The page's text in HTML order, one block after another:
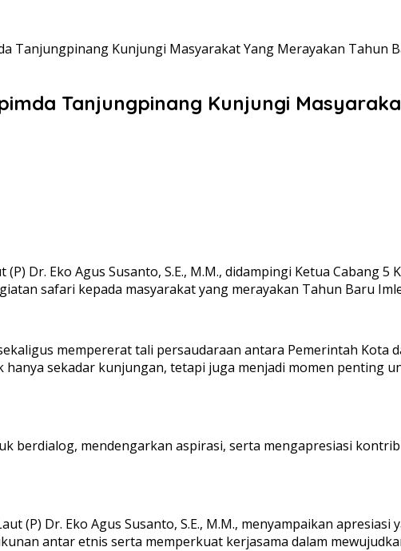
Tanjungpinang Kunjungi Masyarakat Yang Merayakan Tahun
Tanjungpinang Kunjungi
Dr. Eko Agus Susanto, S.E., M.M., didampingi Ketua Cabang 5
safari kepada masyarakat yang merayakan Tahun Baru
mempererat tali persaudaraan antara Pemerintah Kota
sekadar kunjungan, tetapi juga menjadi momen penting
berdialog, mendengarkan aspirasi, serta mengapresiasi
(P) Dr. Eko Agus Susanto, S.E., M.M., menyampaikan
antar etnis serta memperkuat kerjasama dalam